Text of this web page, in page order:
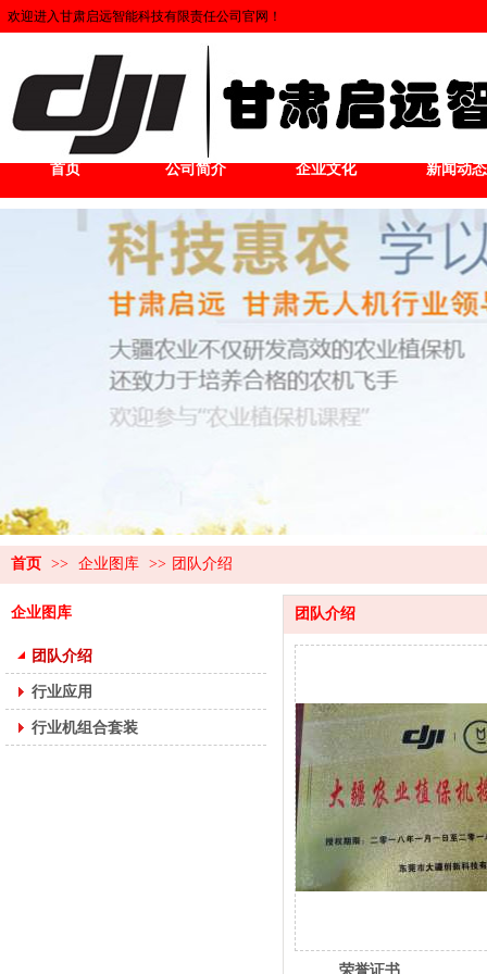
欢迎进入甘肃启远智能科技有限责任公司官网！
首页 公司简介 企业文化 新闻动态
首页 >> 企业图库 >> 团队介绍
企业图库
团队介绍
行业应用
行业机组合套装
团队介绍
荣誉证书